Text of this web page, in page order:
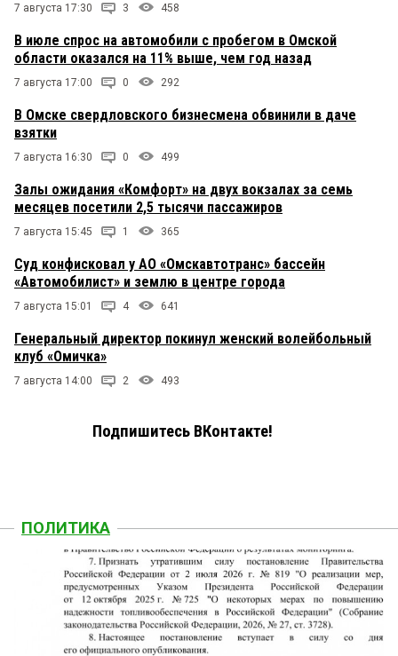
7 августа 17:30 3 458
В июле спрос на автомобили с пробегом в Омской
области оказался на 11% выше, чем год назад
7 августа 17:00 0 292
В Омске свердловского бизнесмена обвинили в даче
взятки
7 августа 16:30 0 499
Залы ожидания «Комфорт» на двух вокзалах за семь
месяцев посетили 2,5 тысячи пассажиров
7 августа 15:45 1 365
Суд конфисковал у АО «Омскавтотранс» бассейн
«Автомобилист» и землю в центре города
7 августа 15:01 4 641
Генеральный директор покинул женский волейбольный
клуб «Омичка»
7 августа 14:00 2 493
Подпишитесь ВКонтакте!
ПОЛИТИКА